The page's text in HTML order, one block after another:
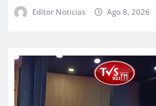
Editor Noticias Ago 8, 2026